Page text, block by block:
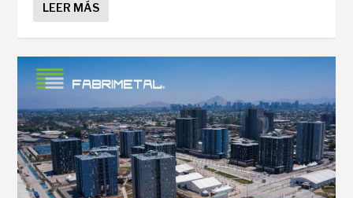
LEER MÁS